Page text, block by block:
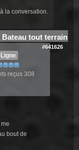
la conversation.
Bateau tout terrain
#641626
reçus 308
bout de